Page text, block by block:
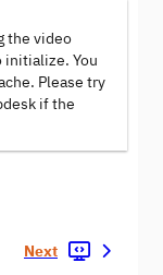
the video
initialize. You
Please try
if the
Next